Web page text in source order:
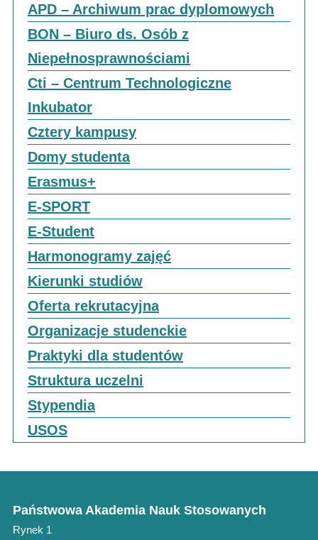
APD – Archiwum prac dyplomowych
BON – Biuro ds. Osób z
Niepełnosprawnościami
Cti – Centrum Technologiczne
Inkubator
Cztery kampusy
Domy studenta
Erasmus+
E-SPORT
E-Student
Harmonogramy zajęć
Kierunki studiów
Oferta rekrutacyjna
Organizacje studenckie
Praktyki dla studentów
Struktura uczelni
Stypendia
USOS
Państwowa Akademia Nauk Stosowanych
Rynek 1